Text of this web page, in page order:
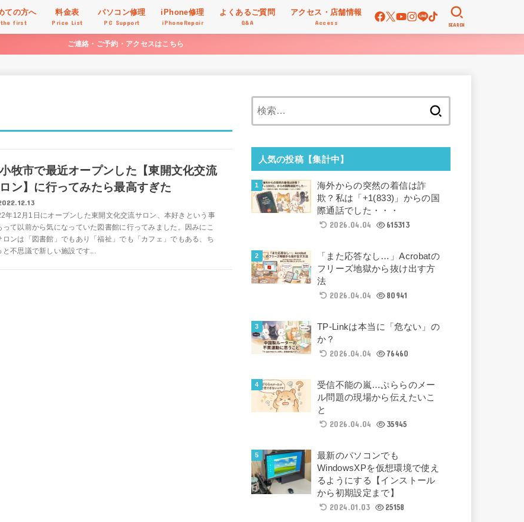
ての方へ
the first
料金表
Price List
パソコン修理
PC Support
iPhone修理
iPhoneRepair
よくあるご質問
Q&A
アクセス・店舗情報
Access SEARCH
ご連絡・ご予約・アクセスはこちら
牧市で最近オープンした【東開文化交流
ン】に行ってみたら最高すぎた
年12月1日にオープンした東開文化交流サロン、本好きという事
って以前から気になっていた図書館に行ってみました。因みにこ
ロンは「図書館」でもあり「福祉」でも「カフェ」でもある、ち
と不思議で新しい施設です...
人気の投稿【集計中】
海外からの突然の着信は詐
欺？私は「+1(833)」からの国
際通話でした・・・
2026.04.04
615313
「また応答なし…」Acrobatの
フリーズ地獄から抜け出す方
法
2026.04.04
80941
TP-Linkは本当に「危ない」の
か？
2026.04.04
76460
受信不能の嵐…ぷららのメー
ル問題の現場から伝えたいこ
と
2026.04.04
35945
最新のパソコンでも
WindowsXPを仮想環境で使え
るようにする【インストール
から初期設定まで】
2024.01.03
25158